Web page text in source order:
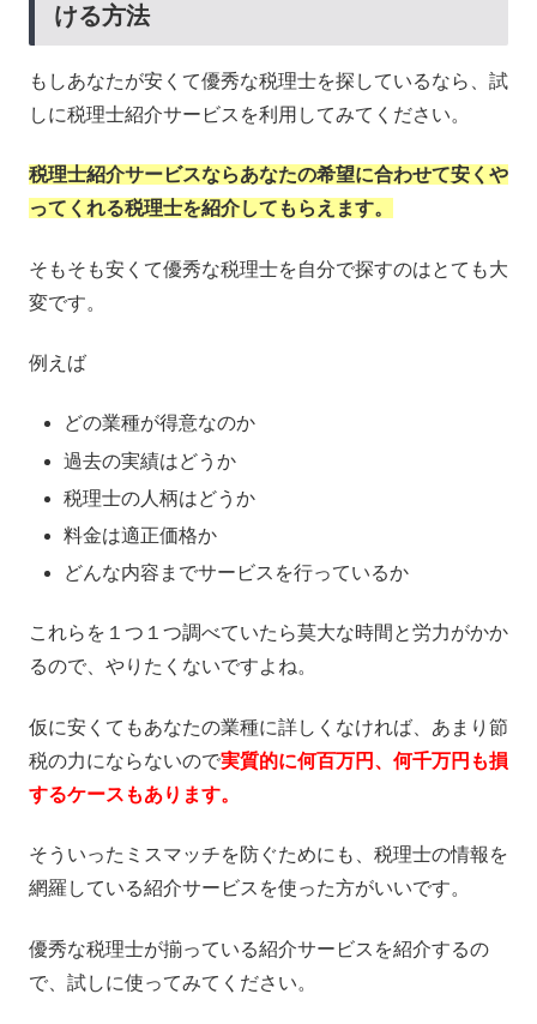
ける方法
もしあなたが安くて優秀な税理士を探しているなら、試
しに税理士紹介サービスを利用してみてください。
税理士紹介サービスならあなたの希望に合わせて安くや
ってくれる税理士を紹介してもらえます。
そもそも安くて優秀な税理士を自分で探すのはとても大
変です。
例えば
どの業種が得意なのか
過去の実績はどうか
税理士の人柄はどうか
料金は適正価格か
どんな内容までサービスを行っているか
これらを１つ１つ調べていたら莫大な時間と労力がかか
るので、やりたくないですよね。
仮に安くてもあなたの業種に詳しくなければ、あまり節
税の力にならないので実質的に何百万円、何千万円も損
するケースもあります。
そういったミスマッチを防ぐためにも、税理士の情報を
網羅している紹介サービスを使った方がいいです。
優秀な税理士が揃っている紹介サービスを紹介するの
で、試しに使ってみてください。